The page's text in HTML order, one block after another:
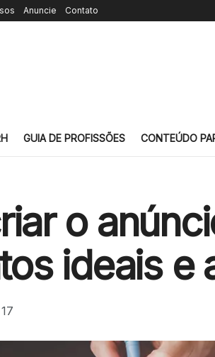
Anuncie Contato
GUIA DE PROFISSÕES CONTEÚDO
o
ideais e
17